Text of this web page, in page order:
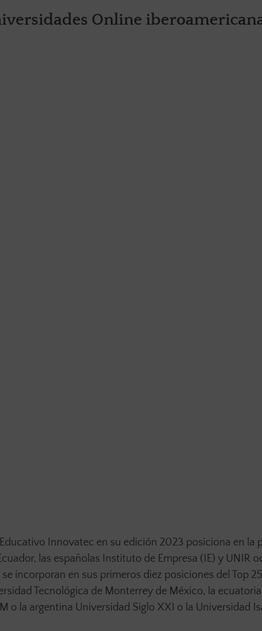
Online
Innovatec en su edición 2023 posiciona en la
las españolas Instituto de Empresa (IE) y UNIR
incorporan en sus primeros diez posiciones del Top
Tecnológica de Monterrey de México, la
o la argentina Universidad Siglo XXI o la Universidad